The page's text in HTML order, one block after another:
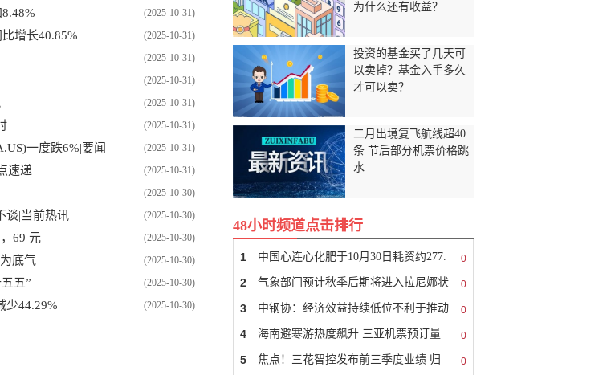
(2025-10-31)
(2025-10-31)
增长40.85%
(2025-10-31)
(2025-10-31)
(2025-10-31)
(2025-10-31)
(2025-10-31)
一度跌6%|要闻
(2025-10-31)
速递
(2025-10-30)
(2025-10-30)
谈|当前热讯
(2025-10-30)
69 元
(2025-10-30)
底气
(2025-10-30)
五”
(2025-10-30)
少44.29%
为什么还有收益？
投资的基金买了几天可
以卖掉？基金入手多久
才可以卖？
二月出境复飞航线超40
条 节后部分机票价格跳
水
48小时频道点击排行
0
1 中国心连心化肥于10月30日耗资约277.
0
2 气象部门预计秋季后期将进入拉尼娜状
0
3 中钢协：经济效益持续低位不利于推动
0
4 海南避寒游热度飙升 三亚机票预订量
0
5 焦点！三花智控发布前三季度业绩 归